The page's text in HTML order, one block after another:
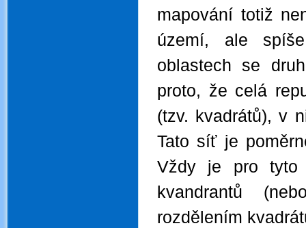
mapování totiž
území, ale
oblastech se
proto, že celá
(tzv. kvadrátů), v
Tato síť je
Vždy je pro tyto
kvandrantů
rozdělením